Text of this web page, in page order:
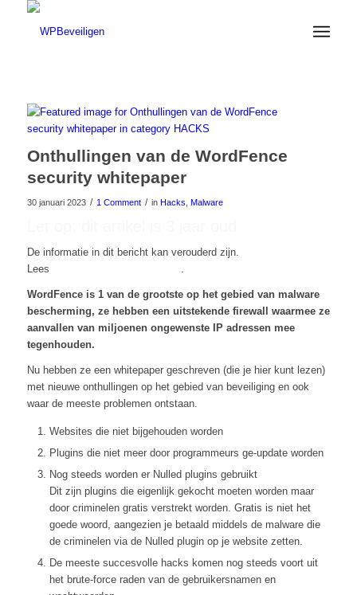
Onthullingen van de WordFence
security whitepaper
30 januari 2023 / 1 Comment / in Hacks Malware
De informatie in dit bericht kan verouderd zijn.
Lees
.
WordFence is 1 van de grootste op het gebied van malware
bescherming, ze hebben een uitstekende firewall waarmee ze
aanvallen van miljoenen ongewenste IP adressen mee
tegenhouden.
Nu hebben ze een whitepaper geschreven (die je hier kunt lezen)
met nieuwe onthullingen op het gebied van beveiliging en ook
waar de meeste problemen ontstaan.
Websites die niet bijgehouden worden
Plugins die niet meer door programmeurs ge-update worden
Nog steeds worden er Nulled plugins gebruikt
Dit zijn plugins die eigenlijk gekocht moeten worden maar
door criminelen gratis verstrekt worden. Gratis is niet het
goede woord, aangezien je betaald middels de malware die
de criminelen via de Nulled plugin op je website zetten.
De meeste succesvolle hacks komen nog steeds voort uit
het brute-force raden van de gebruikersnamen en